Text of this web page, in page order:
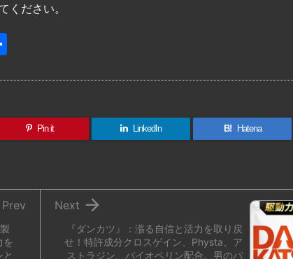
ください。
Pin it LinkedIn B! Hatena
『ダンカツ』：漲る自信と活力を取り戻
せ！特許成分クロスゲイン、Physta、ア
ストラジン、バイオペリン配合。男のパ

Next
を
Prev